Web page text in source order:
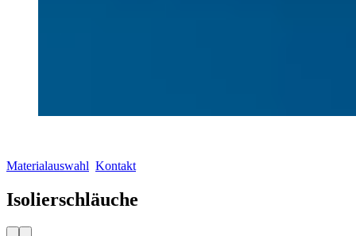
Materialauswahl Kontakt
Isolierschläuche